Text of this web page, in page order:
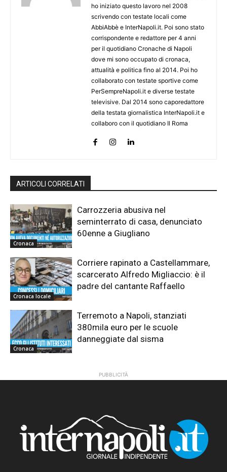
ho iniziato questo lavoro nel 2008
scrivendo con testate locali come
AbbiAbbè e InterNapoli.it. Poi sono stato
corrispondente e redattore per 4 anni
per il quotidiano Cronache di Napoli
dove mi sono occupato di cronaca,
attualità e politica fino al 2014. Poi ho
collaborato con testate sportive come
PerSempreNapoli.it e diverse testate
televisive. Dal 2014 sono caporedattore
della testata giornalistica InterNapoli.it e
collaboro con il quotidiano Il Roma
ARTICOLI CORRELATI
Cronaca
Carrozzeria abusiva nel
seminterrato di casa, denunciato
60enne a Giugliano
Cronaca locale
Corriere rapinato a Castellammare,
scarcerato Alfredo Migliaccio: è il
padre del cantante Raffaello
Cronaca
Terremoto a Napoli, stanziati
380mila euro per le scuole
danneggiate dal sisma
PUBBLICITÀ